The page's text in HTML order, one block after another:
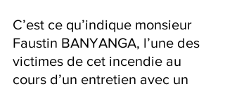
C’est ce qu’indique monsieur
Faustin BANYANGA, l’une des
victimes de cet incendie au
cours d’un entretien avec un